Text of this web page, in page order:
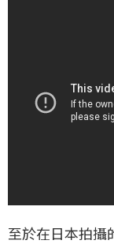
至於在日本拍攝